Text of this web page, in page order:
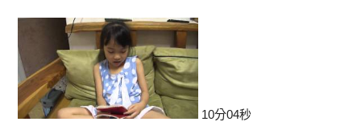
10分04秒